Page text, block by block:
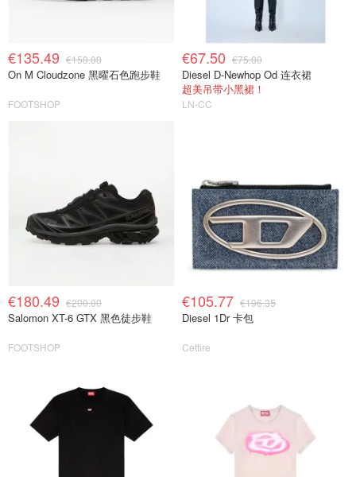
€135.49 €150.00
On M Cloudzone 黑曜石色跑步鞋
FOOTSHOP
€67.50 €75.00
Diesel D-Newhop Od 连衣裙
超美吊带小黑裙！
LN-CC
€180.49 €200.00
Salomon XT-6 GTX 黑色徒步鞋
FOOTSHOP
€105.77 €196.35
Diesel 1Dr 卡包
Cettire